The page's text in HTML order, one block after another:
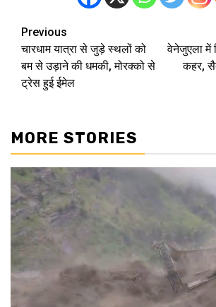
Post
navigation
Previous
चारधाम यात्रा से जुड़े स्थलों को
बम से उड़ाने की धमकी, मोरक्को से
ट्रेस हुई ईमेल
वेनेजुएला में
कहर,
MORE STORIES